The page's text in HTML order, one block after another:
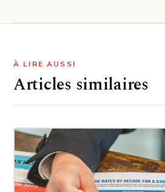
À LIRE AUSSI
Articles similaires